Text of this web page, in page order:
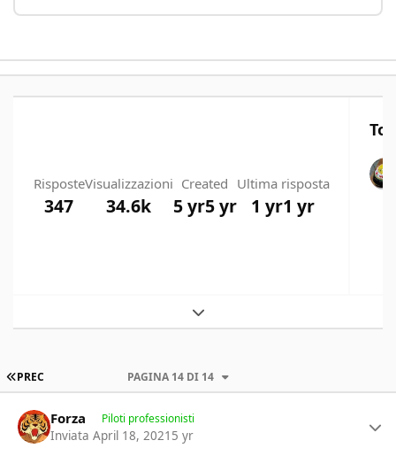
Risposte
347
Visualizzazioni
34.6k
Created
5 yr5 yr
Ultima risposta
1 yr1 yr
Expand topic overview
PRIMA PAGINA
PREC PAGINA 14 DI 14
Forza Piloti professionisti
Inviata April 18, 2021 5 yr